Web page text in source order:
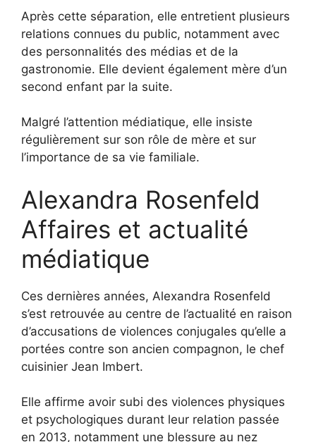
Après cette séparation, elle entretient plusieurs
relations connues du public, notamment avec
des personnalités des médias et de la
gastronomie. Elle devient également mère d’un
second enfant par la suite.
Malgré l’attention médiatique, elle insiste
régulièrement sur son rôle de mère et sur
l’importance de sa vie familiale.
Alexandra Rosenfeld
Affaires et actualité
médiatique
Ces dernières années, Alexandra Rosenfeld
s’est retrouvée au centre de l’actualité en raison
d’accusations de violences conjugales qu’elle a
portées contre son ancien compagnon, le chef
cuisinier Jean Imbert.
Elle affirme avoir subi des violences physiques
et psychologiques durant leur relation passée
en 2013, notamment une blessure au nez